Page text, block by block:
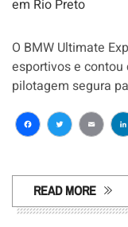
O BMW Ultimate
esportivos e
pilotagem segura
Facebook
Twitter
Email
READ MORE